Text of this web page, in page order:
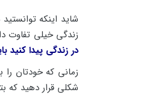
شاید اینکه
زندگی خیلی تفاوت
در زندگی پیدا کنید
زمانی که خودتان
شکلی قرار دهید که